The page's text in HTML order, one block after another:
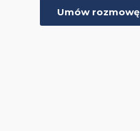
Umów rozmowę